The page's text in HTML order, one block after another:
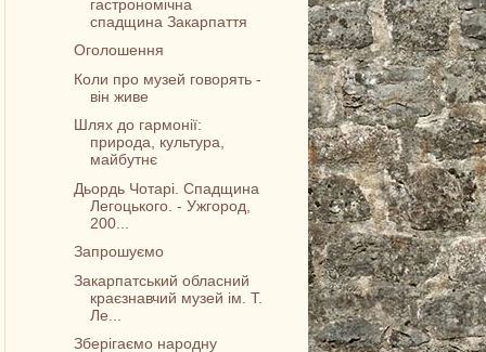
гастрономічна
спадщина Закарпаття
Оголошення
Коли про музей говорять -
він живе
Шлях до гармонії:
природа, культура,
майбутнє
Дьордь Чотарі. Спадщина
Легоцького. - Ужгород,
200...
Запрошуємо
Закарпатський обласний
краєзнавчий музей ім. Т.
Ле...
Зберігаємо народну